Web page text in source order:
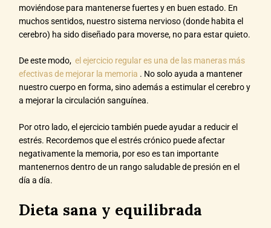
moviéndose para mantenerse fuertes y en buen estado. En
muchos sentidos, nuestro sistema nervioso (donde habita el
cerebro) ha sido diseñado para moverse, no para estar quieto.
De este modo, el ejercicio regular es una de las maneras más
efectivas de mejorar la memoria . No solo ayuda a mantener
nuestro cuerpo en forma, sino además a estimular el cerebro y
a mejorar la circulación sanguínea.
Por otro lado, el ejercicio también puede ayudar a reducir el
estrés. Recordemos que el estrés crónico puede afectar
negativamente la memoria, por eso es tan importante
mantenernos dentro de un rango saludable de presión en el
día a día.
Dieta sana y equilibrada